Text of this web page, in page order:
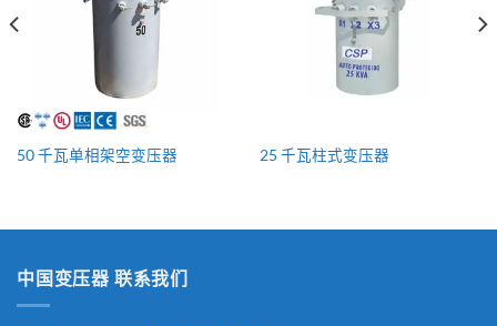
50 千瓦单相架空变压器 25 千瓦柱式变压器
中国变压器 联系我们